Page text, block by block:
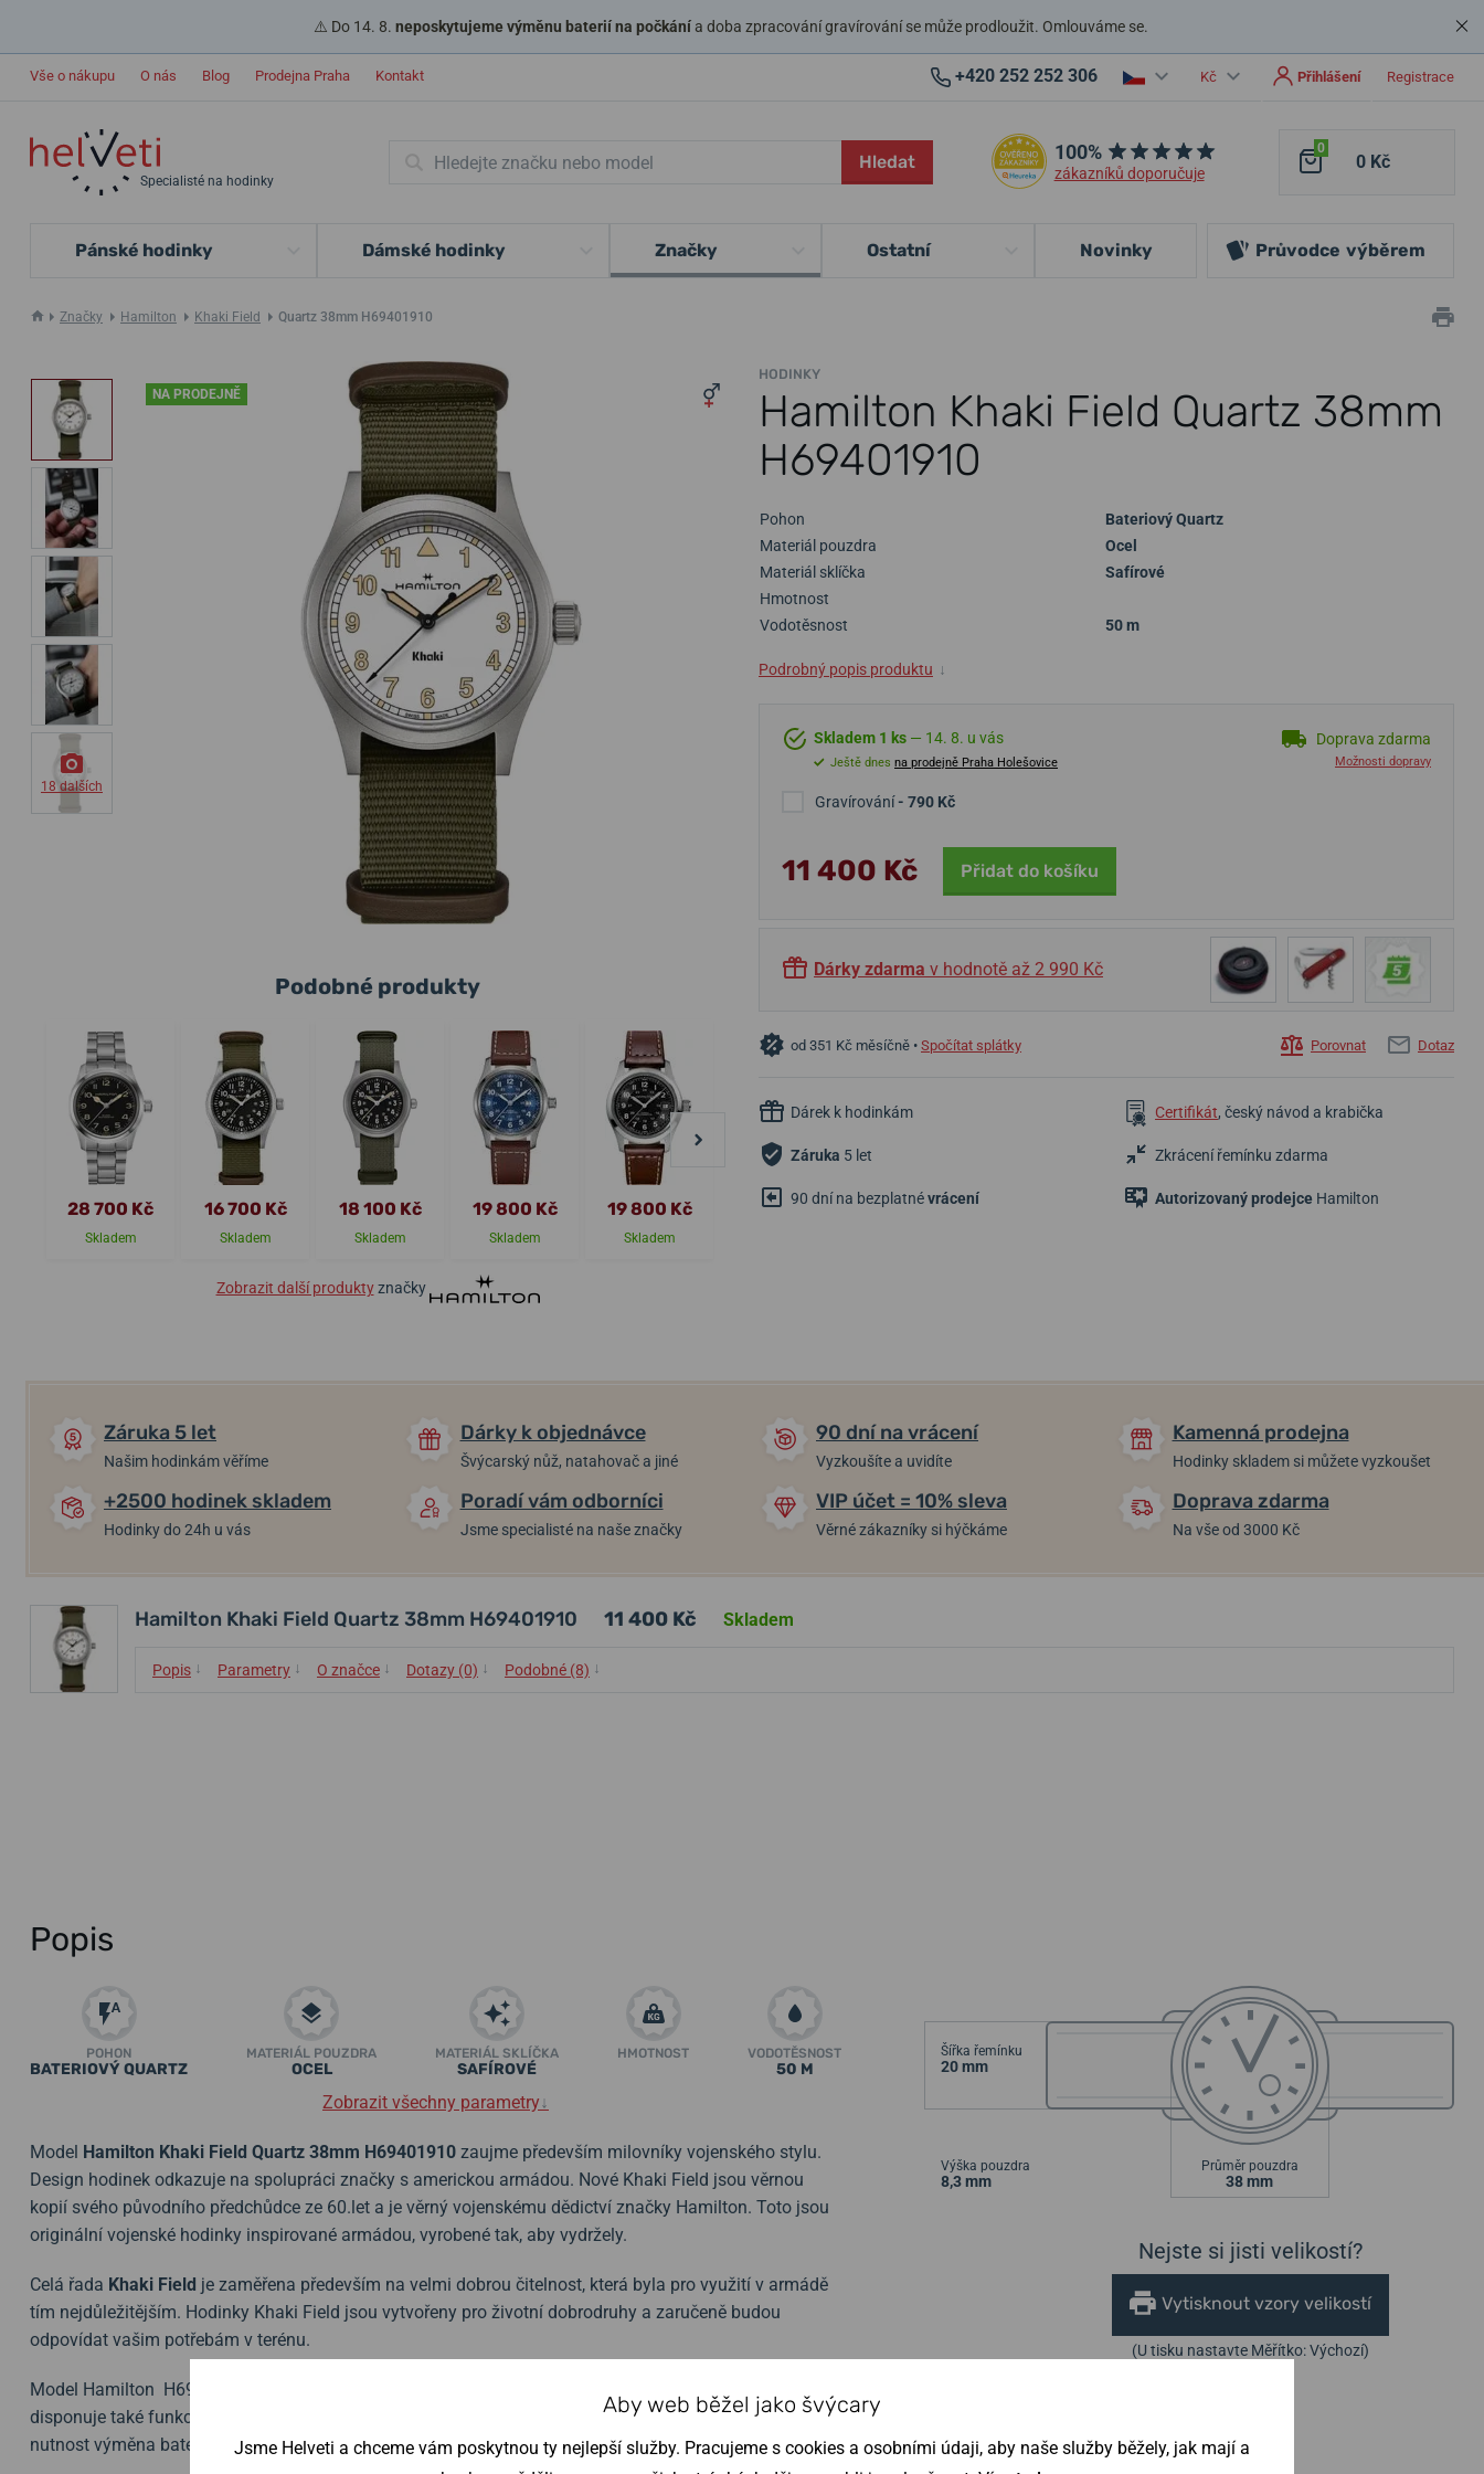
⚠️ Do 14. 8. neposkytujeme výměnu baterií na počkánía doba zpracování gravírování se může prodloužit. Omlouváme se.
Vše o nákupu O nás Blog Prodejna Praha Kontakt +420 252 252 306 Kč Přihlášení Registrace
Specialisté na hodinky
Hledat 100%
zákazníků doporučuje
0
0 Kč
Pánské hodinky Dámské hodinky Značky Ostatní Novinky Průvodce výběrem
Značky Hamilton Khaki Field Quartz 38mm H69401910
HODINKY
Hamilton Khaki Field Quartz 38mm
H69401910
NA PRODEJNĚ
18 dalších
Pohon
Bateriový Quartz
Materiál pouzdra
Ocel
Materiál sklíčka
Safírové
Hmotnost
Vodotěsnost
50 m
Podrobný popis produktu ↓
Skladem 1 ks — 14. 8. u vás
Ještě dnes na prodejně Praha Holešovice
Doprava zdarma
Možnosti dopravy
Gravírování- 790 Kč
11 400 Kč Přidat do košíku
Dárky zdarma v hodnotě až 2 990 Kč
od 351 Kč měsíčně • Spočítat splátky Porovnat Dotaz
Dárek k hodinkám Certifikát, český návod a krabička
Záruka 5 let Zkrácení řemínku zdarma
90 dní na bezplatnévrácení Autorizovaný prodejce Hamilton
Podobné produkty
28 700 Kč
Skladem
16 700 Kč
Skladem
18 100 Kč
Skladem
19 800 Kč
Skladem
19 800 Kč
Skladem
28 100 Kč 31 900 Kč 19 800 Kč 19 800 Kč
Zobrazit další produktyznačky
Záruka 5 let
Našim hodinkám věříme
Dárky k objednávce
Švýcarský nůž, natahovač a jiné
90 dní na vrácení
Vyzkoušíte a uvidíte
Kamenná prodejna
Hodinky skladem si můžete vyzkoušet
+2500 hodinek skladem
Hodinky do 24h u vás
Poradí vám odborníci
Jsme specialisté na naše značky
VIP účet = 10% sleva
Věrné zákazníky si hýčkáme
Doprava zdarma
Na vše od 3000 Kč
Hamilton Khaki Field Quartz 38mm H69401910 11 400 Kč Skladem
Popis ↓ Parametry ↓ O značce ↓ Dotazy (0) ↓ Podobné (8) ↓
Popis
POHON
BATERIOVÝ QUARTZ
MATERIÁL POUZDRA
OCEL
MATERIÁL SKLÍČKA
SAFÍROVÉ
HMOTNOST VODOTĚSNOST
50 M
Zobrazit všechny parametry↓
Model Hamilton Khaki Field Quartz 38mm H69401910 zaujme především milovníky vojenského stylu.
Design hodinek odkazuje na spolupráci značky s americkou armádou. Nové Khaki Field jsou věrnou
kopií svého původního předchůdce ze 60.let a je věrný vojenskému dědictví značky Hamilton. Toto jsou
originální vojenské hodinky inspirované armádou, vyrobené tak, aby vydržely.
Celá řada Khaki Field je zaměřena především na velmi dobrou čitelnost, která byla pro využití v armádě
tím nejdůležitějším. Hodinky Khaki Field jsou vytvořeny pro životní dobrodruhy a zaručeně budou
odpovídat vašim potřebám v terénu.
Model Hamilton H69401910 je poháněn bateriovým švýcarským strojkem ETA F06.105. Strojek
disponuje také funkcí EOL (End Of Life - indikace slabé baterie), které uživatele hodinek upozorní na
nutnost výměna baterie.
Šířka řemínku
20 mm
Výška pouzdra
8,3 mm
Průměr pouzdra
38 mm
Nejste si jisti velikostí?
Vytisknout vzory velikostí
(U tisku nastavte Měřítko: Výchozí)
Aby web běžel jako švýcary
Jsme Helveti a chceme vám poskytnou ty nejlepší služby. Pracujeme s cookies a osobními údaji, aby naše služby běžely, jak mají a